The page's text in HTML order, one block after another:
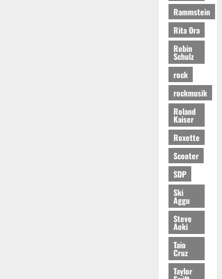
Rammstein
Rita Ora
Robin
Schulz
rock
rockmusik
Roland
Kaiser
Roxette
Scooter
SDP
Ski
Aggu
Steve
Aoki
Taio
Cruz
Taylor